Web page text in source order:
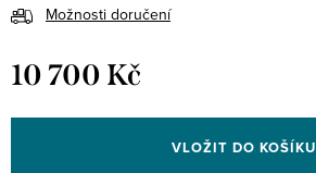
Možnosti doručení
10 700 Kč
cena:
VLOŽIT DO KOŠÍKU